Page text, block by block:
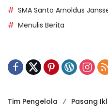
SMA Santo Arnoldus
Menulis Berita
Tim Pengelola Pasang